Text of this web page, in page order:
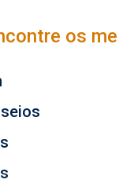
os